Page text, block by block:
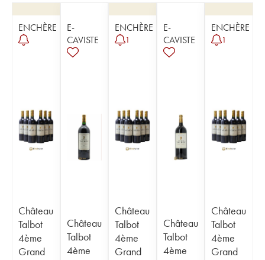
ENCHÈRE
Château
Talbot
4ème
Grand
E-
CAVISTE
Château
Talbot
4ème
ENCHÈRE
1
Château
Talbot
4ème
Grand
E-
CAVISTE
Château
Talbot
4ème
ENCHÈRE
1
Château
Talbot
4ème
Grand